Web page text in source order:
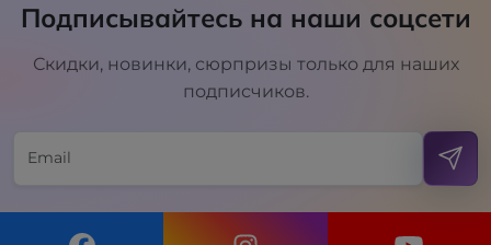
Подписывайтесь на наши соцсети
Скидки, новинки, сюрпризы только для наших
подписчиков.